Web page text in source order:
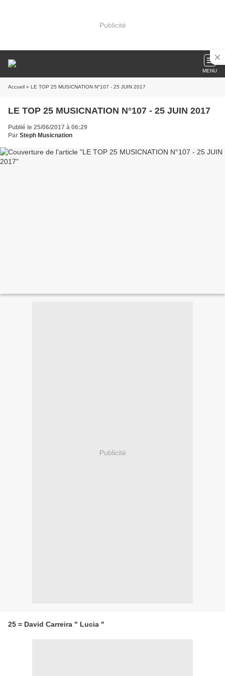
Publicité
MENU
Accueil » LE TOP 25 MUSICNATION N°107 - 25 JUIN 2017
LE TOP 25 MUSICNATION N°107 - 25 JUIN 2017
Publié le 25/06/2017 à 06:29
Par Steph Musicnation
Publicité
25 = David Carreira " Lucia "